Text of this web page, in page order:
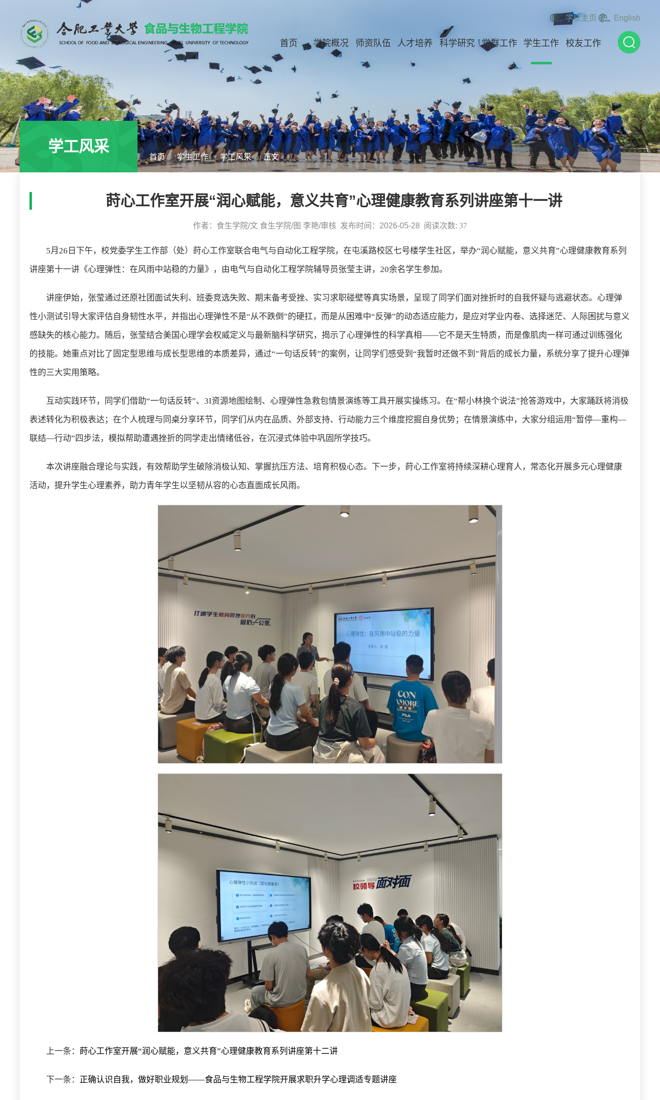
学校主页 English
首页 学院概况 师资队伍 人才培养 科学研究 党群工作 学生工作 校友工作
学工风采
首页 学生工作 学工风采 正文
莳心工作室开展“润心赋能，意义共育”心理健康教育系列讲座第十一讲
作者：食生学院/文 食生学院/图 李艳/审核 发布时间：2026-05-28 阅读次数: 37
5月26日下午，校党委学生工作部（处）莳心工作室联合电气与自动化工程学院，在屯溪路校区七号楼学生社区，举办“润心赋能，意义共育”心理健康教育系列
讲座第十一讲《心理弹性：在风雨中站稳的力量》，由电气与自动化工程学院辅导员张莹主讲，20余名学生参加。
讲座伊始，张莹通过还原社团面试失利、班委竞选失败、期末备考受挫、实习求职碰壁等真实场景，呈现了同学们面对挫折时的自我怀疑与逃避状态。心理弹
性小测试引导大家评估自身韧性水平，并指出心理弹性不是“从不跌倒”的硬扛，而是从困难中“反弹”的动态适应能力，是应对学业内卷、选择迷茫、人际困扰与意义
感缺失的核心能力。随后，张莹结合美国心理学会权威定义与最新脑科学研究，揭示了心理弹性的科学真相——它不是天生特质，而是像肌肉一样可通过训练强化
的技能。她重点对比了固定型思维与成长型思维的本质差异，通过“一句话反转”的案例，让同学们感受到“我暂时还做不到”背后的成长力量，系统分享了提升心理弹
性的三大实用策略。
互动实践环节，同学们借助“一句话反转”、3I资源地图绘制、心理弹性急救包情景演练等工具开展实操练习。在“帮小林换个说法”抢答游戏中，大家踊跃将消极
表述转化为积极表达；在个人梳理与同桌分享环节，同学们从内在品质、外部支持、行动能力三个维度挖掘自身优势；在情景演练中，大家分组运用“暂停—重构—
联结—行动”四步法，模拟帮助遭遇挫折的同学走出情绪低谷，在沉浸式体验中巩固所学技巧。
本次讲座融合理论与实践，有效帮助学生破除消极认知、掌握抗压方法、培育积极心态。下一步，莳心工作室将持续深耕心理育人，常态化开展多元心理健康
活动，提升学生心理素养，助力青年学生以坚韧从容的心态直面成长风雨。
上一条： 莳心工作室开展“润心赋能，意义共育”心理健康教育系列讲座第十二讲
下一条： 正确认识自我，做好职业规划——食品与生物工程学院开展求职升学心理调适专题讲座